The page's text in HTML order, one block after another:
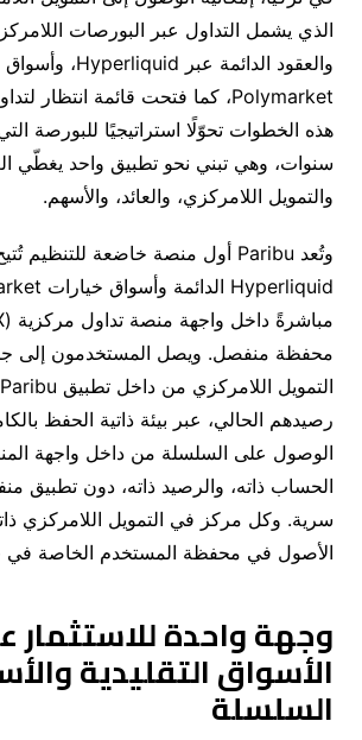
الذي يشمل التداول عبر البورصات
والعقود الدائمة عبر Hyperliquid، وأسواق
Polymarket، كما فتحت قائمة انتظار
هذه الخطوات تحوّلًا استراتيجيًا للبورصة
سنوات، وهي تبني نحو تطبيق واحد يغطّي
والتمويل اللامركزي، والعائد، والأسهم.
وتُعد Paribu أول منصة خاضعة للتنظيم
Hyperliquid الدائمة وأسواق خيارات
مباشرةً داخل واجهة منصة تداول مركزية (CEX)
محفظة منفصل. ويصل المستخدمون إلى
التمويل اللامركزي من داخل تطبيق Paribu
رصيدهم الحالي، عبر بيئة ذاتية الحفظ
الوصول على السلسلة من داخل واجهة
الحساب ذاته، والرصيد ذاته، دون تطبيق
سرية. وكل مركز في التمويل اللامركزي
الأصول في محفظة المستخدم الخاصة في
وجهة واحدة للاستثمار
الأسواق التقليدية
السلسلة